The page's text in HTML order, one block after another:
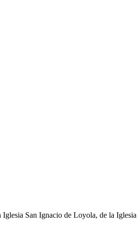
San Ignacio de Loyola, de la